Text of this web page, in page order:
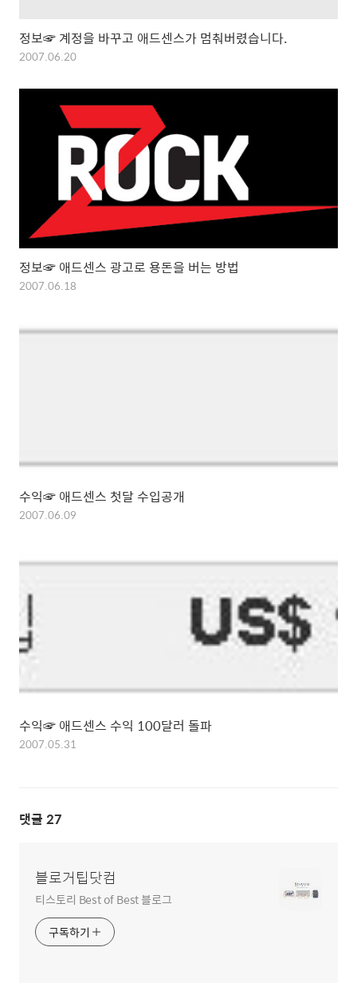
정보☞ 계정을 바꾸고 애드센스가 멈춰버렸습니다.
2007.06.20
정보☞ 애드센스 광고로 용돈을 버는 방법
2007.06.18
수익☞ 애드센스 첫달 수입공개
2007.06.09
수익☞ 애드센스 수익 100달러 돌파
2007.05.31
댓글 27
블로거팁닷컴
티스토리 Best of Best 블로그
구독하기